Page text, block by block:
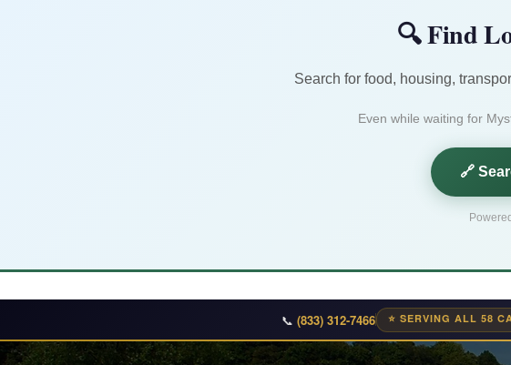
📞 (833) 312-7466 ⭐ SERVING ALL 58
🔍 Find
Search for food, housing,
Even while waiting for
🔗